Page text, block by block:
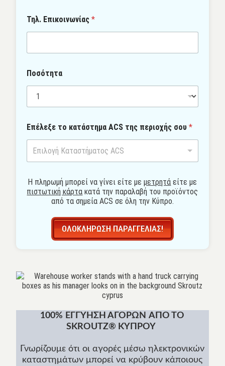
Τηλ. Επικοινωνίας*
ο
σ
τ
τ
α
*
Ποσότητα
a
t
ο
μ
α
Επέλεξε το κατάστημα ACS της περιοχής σου*
Επιλογή Καταστήματος ACS
Η πληρωμή μπορεί να γίνει είτε μεμετρητά είτε με
πιστωτική κάρτα κατά την παραλαβή του προϊόντος
από τα σημεία ACS σε όλη την Κύπρο.
ΟΛΟΚΛΗΡΩΣΗ ΠΑΡΑΓΓΕΛΙΑΣ!
100% ΕΓΓΥΗΣΗ ΑΓΟΡΩΝ ΑΠΟ ΤΟ
SKROUTZ® ΚΥΠΡΟΥ
Γνωρίζουμε ότι οι αγορές μέσω ηλεκτρονικών
καταστημάτων μπορεί να κρύβουν κάποιους